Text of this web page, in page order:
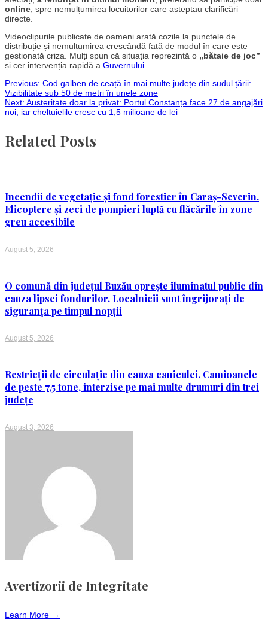
online, spre nemulțumirea locuitorilor care așteptau clarificări
directe.
Videoclipurile publicate de oameni arată cozile la punctele de
distribuție și nemulțumirea crescândă față de modul în care este
gestionată criza. Mulți spun că situația reprezintă o „bătaie de joc”
și cer intervenția rapidă a Guvernului.
Post
navigation
Previous: Cod galben de ceață în mai multe județe din sudul țării:
Vizibilitate sub 50 de metri în unele zone
Next: Austeritate doar la privat: Portul Constanța face 27 de angajări
noi, iar cheltuielile cresc cu 1,5 milioane de lei
Related Posts
Incendii de vegetație și fond forestier în Caraș-Severin.
Elicoptere și zeci de pompieri luptă cu flăcările în zone
greu accesibile
August 5, 2026
O comună din județul Buzău oprește iluminatul public din
cauza lipsei fondurilor. Localnicii sunt îngrijorați de
siguranța pe timpul nopții
August 5, 2026
Restricții de circulație din cauza caniculei. Camioanele
de peste 7,5 tone, interzise pe mai multe drumuri din trei
județe
August 3, 2026
Avertizorii de Integritate
Learn More →